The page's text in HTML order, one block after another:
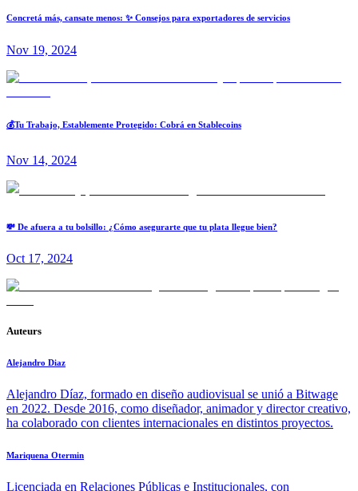
Concretá más, cansate menos: ✨ Consejos para exportadores de servicios
Nov 19, 2024
💰Tu Trabajo, Establemente Protegido: Cobrá en Stablecoins
Nov 14, 2024
💸 De afuera a tu bolsillo: ¿Cómo asegurarte que tu plata llegue bien?
Oct 17, 2024
Auteurs
Alejandro Diaz
Alejandro Díaz, formado en diseño audiovisual se unió a Bitwage
en 2022. Desde 2016, como diseñador, animador y director creativo,
ha colaborado con clientes internacionales en distintos proyectos.
Mariquena Otermin
Licenciada en Relaciones Públicas e Institucionales, con